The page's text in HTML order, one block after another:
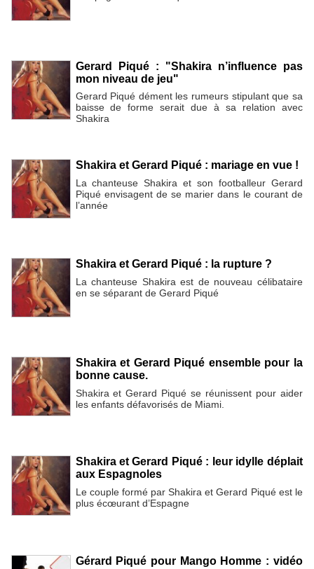
Gerard Piqué : "Shakira n’influence pas
mon niveau de jeu"
Gerard Piqué dément les rumeurs stipulant que sa
baisse de forme serait due à sa relation avec
Shakira
Shakira et Gerard Piqué : mariage en vue !
La chanteuse Shakira et son footballeur Gerard
Piqué envisagent de se marier dans le courant de
l’année
Shakira et Gerard Piqué : la rupture ?
La chanteuse Shakira est de nouveau célibataire
en se séparant de Gerard Piqué
Shakira et Gerard Piqué ensemble pour la
bonne cause.
Shakira et Gerard Piqué se réunissent pour aider
les enfants défavorisés de Miami.
Shakira et Gerard Piqué : leur idylle déplait
aux Espagnoles
Le couple formé par Shakira et Gerard Piqué est le
plus écœurant d’Espagne
Gérard Piqué pour Mango Homme : vidéo